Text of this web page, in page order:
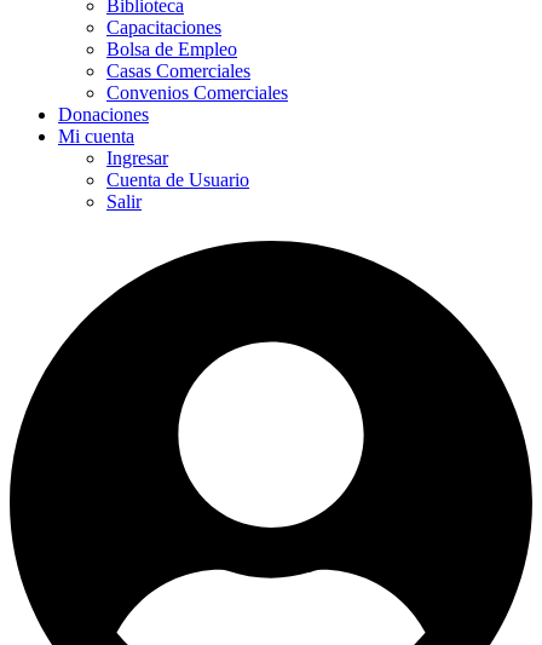
Biblioteca
Capacitaciones
Bolsa de Empleo
Casas Comerciales
Convenios Comerciales
Donaciones
Mi cuenta
Ingresar
Cuenta de Usuario
Salir